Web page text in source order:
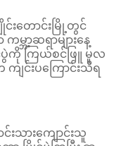
င်းတောင်းမြို့တွင်
ဘာ့ဆရာများနေ့
ပွဲကို ကြယ်စင်ဖြူ မူလ
ကျင်းပကြောင်းသိရ
းသားကျောင်းသူ